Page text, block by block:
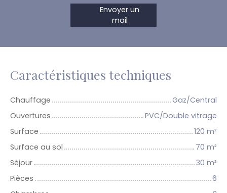
Envoyer un
mail
Caractéristiques techniques
Chauffage
Gaz/Central
Ouvertures
PVC/Double vitrage
Surface
120 m²
Surface au sol
70 m²
Séjour
30 m²
Pièces
6